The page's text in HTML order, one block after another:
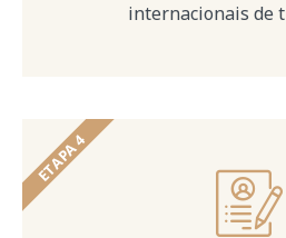
internacionais de
ETAPA 4